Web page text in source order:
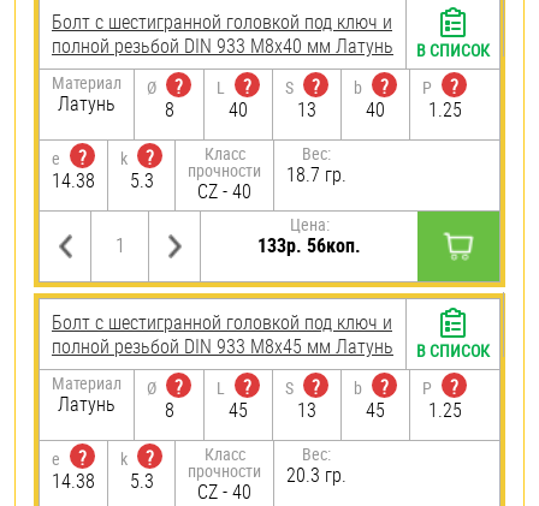
Болт с шестигранной головкой под ключ и
полной резьбой DIN 933 М8х40 мм Латунь
Материал
Латунь
Ø
?
8
L
?
40
S
?
13
b
?
40
P
?
1.25
e
?
14.38
k
?
5.3
Класс
прочности
CZ - 40
Вес:
18.7 гр.
Цена:
133р. 56коп.
В СПИСОК
Болт с шестигранной головкой под ключ и
полной резьбой DIN 933 М8х45 мм Латунь
Материал
Латунь
Ø
?
8
L
?
45
S
?
13
b
?
45
P
?
1.25
e
?
14.38
k
?
5.3
Класс
прочности
CZ - 40
Вес:
20.3 гр.
В СПИСОК